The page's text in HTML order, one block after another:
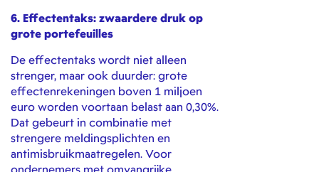
6. Effectentaks: zwaardere druk op
grote portefeuilles
De effectentaks wordt niet alleen
strenger, maar ook duurder: grote
effectenrekeningen boven 1 miljoen
euro worden voortaan belast aan 0,30%.
Dat gebeurt in combinatie met
strengere meldingsplichten en
antimisbruikmaatregelen. Voor